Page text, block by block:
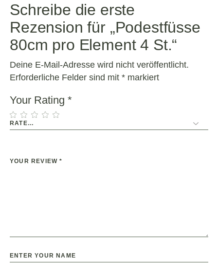
Schreibe die erste
Rezension für „Podestfüsse
80cm pro Element 4 St.“
Deine E-Mail-Adresse wird nicht veröffentlicht.
Erforderliche Felder sind mit * markiert
Your Rating *